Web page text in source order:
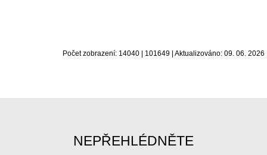
Počet zobrazení: 14040 | 101649 | Aktualizováno: 09. 06. 2026
NEPŘEHLÉDNĚTE